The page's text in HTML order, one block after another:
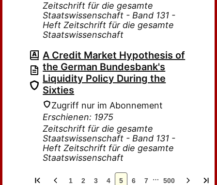
Zeitschrift für die gesamte
Staatswissenschaft - Band 131 -
Heft Zeitschrift für die gesamte
Staatswissenschaft
A Credit Market Hypothesis of
the German Bundesbank's
Liquidity Policy During the
Sixties
Zugriff nur im Abonnement
Erschienen: 1975
Zeitschrift für die gesamte
Staatswissenschaft - Band 131 -
Heft Zeitschrift für die gesamte
Staatswissenschaft
1 2 3 4 5 6 7 … 500